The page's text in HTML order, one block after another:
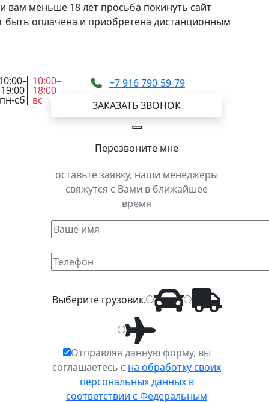
меньше 18 лет просьба покинуть сайт
быть оплачена и приобретена дистанционным
19:00
пн-сб
10:00–
18:00
вс
+7 916 790-59-79
ЗАКАЗАТЬ ЗВОНОК
Перезвоните мне
оставьте заявку, наши менеджеры
свяжутся с Вами в ближайшее
время
Выберитегрузовик.
Отправляя данную форму, вы
соглашаетесь с на обработку своих
персональных данных в
соответствии с Федеральным